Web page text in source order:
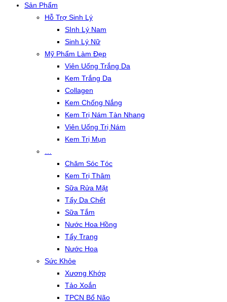
Sản Phẩm
Hỗ Trợ Sinh Lý
SInh Lý Nam
Sinh Lý Nữ
Mỹ Phẩm Làm Đẹp
Viên Uống Trắng Da
Kem Trắng Da
Collagen
Kem Chống Nắng
Kem Trị Nám Tàn Nhang
Viên Uống Trị Nám
Kem Trị Mụn
Chăm Sóc Tóc
Kem Trị Thâm
Sữa Rửa Mặt
Tẩy Da Chết
Sữa Tắm
Nước Hoa Hồng
Tẩy Trang
Nước Hoa
Sức Khỏe
Xương Khớp
Tảo Xoắn
TPCN Bổ Não